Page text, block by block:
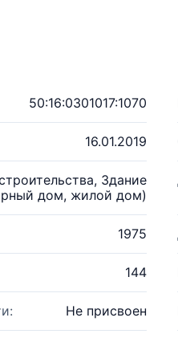
50:16:0301017:1070
16.01.2019
Здание
дом, жилой дом)
1975
144
Не присвоен